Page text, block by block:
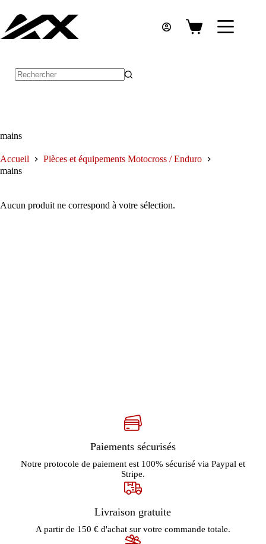
contenu
Panier
mains
Accueil
Pièces et équipements Motocross / Enduro
mains
Aucun produit ne correspond à votre sélection.
Paiements sécurisés
Notre protocole de paiement est 100% sécurisé via Paypal et
Stripe.
Livraison gratuite
A partir de 150 € d'achat sur votre commande totale.